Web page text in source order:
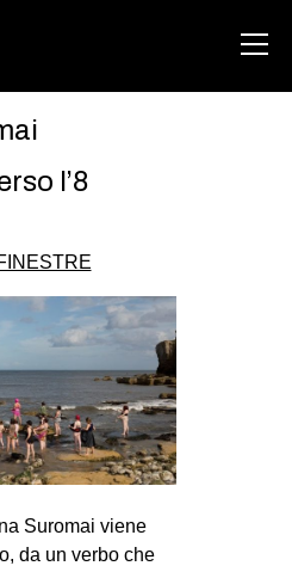
FREESTYLE
MSM
TSUNAMI
l’8
Suromai viene
da un verbo che